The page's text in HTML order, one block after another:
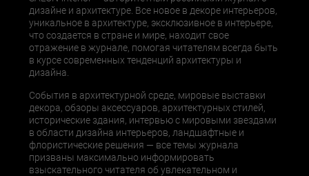
дизайне и архитектуре. Все новое в декоре интерьеров,
уникальное в архитектуре, эксклюзивное в интерьере,
что создается в стране и мире, находит свое
отражение в журнале, помогая читателям всегда быть
в курсе современных тенденций архитектуры и
дизайна.
События в архитектурной среде, мировые выставки
декора, обзоры аксессуаров, архитектурных стилей,
исторические здания, интервью с мировыми звездами
в области дизайна интерьеров, ландшафтные и
флористические решения — все темы журнала
призваны максимально информировать
взыскательного читателя об увлекательном и